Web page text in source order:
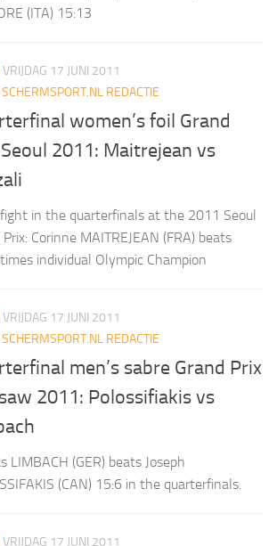
(ITA) 15:13
VRIJDAG 17 JUNI 2011
SCHERMSPORT.NL REDACTIE
women’s foil Grand
2011: Maitrejean vs
fight in the quarterfinals at the 2011 Seoul
Prix: Corinne MAITREJEAN (FRA) beats
individual Olympic Champion
VRIJDAG 17 JUNI 2011
SCHERMSPORT.NL REDACTIE
men’s sabre Grand Prix
2011: Polossifiakis vs
LIMBACH (GER) beats Joseph
(CAN) 15:6 in the quarterfinals.
VRIJDAG 17 JUNI 2011